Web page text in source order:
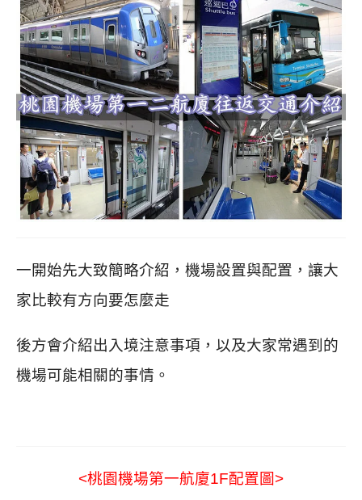
一開始先大致簡略介紹，機場設置與配置，讓大
家比較有方向要怎麼走
後方會介紹出入境注意事項，以及大家常遇到的
機場可能相關的事情。
<桃園機場第一航廈1F配置圖>